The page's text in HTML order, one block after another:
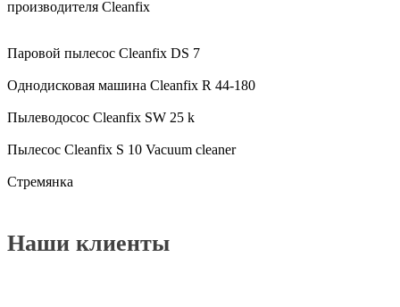
производителя Cleanfix
Паровой пылесос Cleanfix DS 7
Однодисковая машина Cleanfix R 44-180
Пылеводосос Cleanfix SW 25 k
Пылесос Cleanfix S 10 Vacuum cleaner
Cтремянка
Наши клиенты